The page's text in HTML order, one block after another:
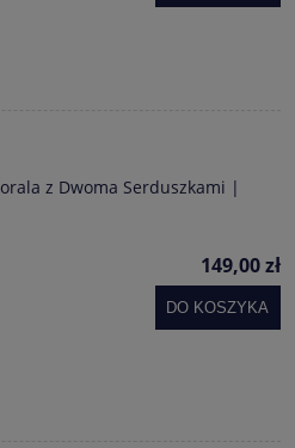
z Dwoma Serduszkami |
149,00 zł
DO KOSZYKA